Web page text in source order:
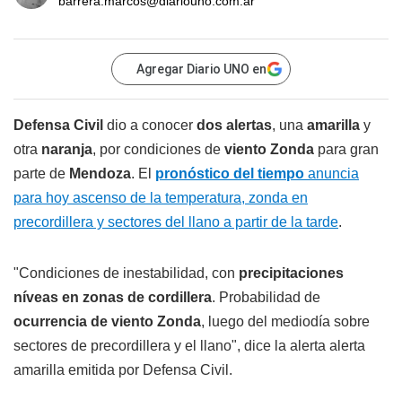
Agregar Diario UNO en
Defensa Civil dio a conocer dos alertas, una amarilla y
otra naranja, por condiciones de viento Zonda para gran
parte de Mendoza. El pronóstico del tiempo anuncia
para hoy ascenso de la temperatura, zonda en
precordillera y sectores del llano a partir de la tarde.
"Condiciones de inestabilidad, con precipitaciones
níveas en zonas de cordillera. Probabilidad de
ocurrencia de viento Zonda, luego del mediodía sobre
sectores de precordillera y el llano", dice la alerta alerta
amarilla emitida por Defensa Civil.